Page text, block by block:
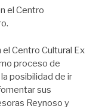
el Centro
Centro Cultural Ex
proceso de
posibilidad de ir
sus
Reynoso y